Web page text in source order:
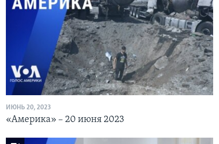
ИЮНЬ 20, 2023
«Америка» – 20 июня 2023